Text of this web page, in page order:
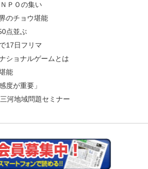
ＰＯの集い
のチョウ堪能
点並ぶ
17日フリマ
ショナルゲームとは
能
度が重要」
河地域問題セミナー